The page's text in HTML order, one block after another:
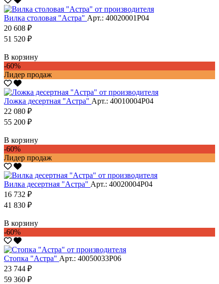
Вилка столовая "Астра" Арт.: 40020001Р04
20 608 ₽
51 520 ₽
В корзину
-60%
Лидер продаж
Ложка десертная "Астра" Арт.: 40010004Р04
22 080 ₽
55 200 ₽
В корзину
-60%
Лидер продаж
Вилка десертная "Астра" Арт.: 40020004Р04
16 732 ₽
41 830 ₽
В корзину
-60%
Стопка "Астра" Арт.: 40050033Р06
23 744 ₽
59 360 ₽